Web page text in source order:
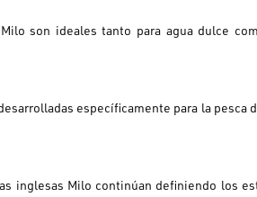
Milo son ideales tanto para agua dulce
específicamente para la pesca
inglesas Milo continúan definiendo los